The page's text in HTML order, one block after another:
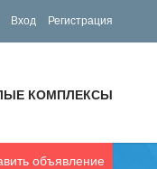
Вход Регистрация
КОМПЛЕКСЫ
объявление